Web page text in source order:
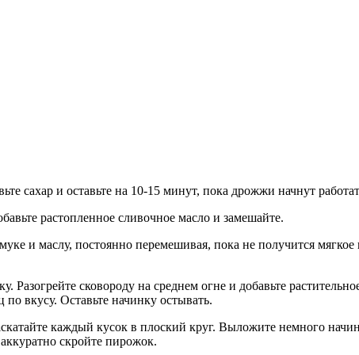
сахар и оставьте на 10-15 минут, пока дрожжи начнут
растопленное сливочное масло и замешайте.
и маслу, постоянно перемешивая, пока не получится мягкое
Разогрейте сковороду на среднем огне и добавьте
вкусу. Оставьте начинку остывать.
каждый кусок в плоский круг. Выложите немного
скройте пирожок.